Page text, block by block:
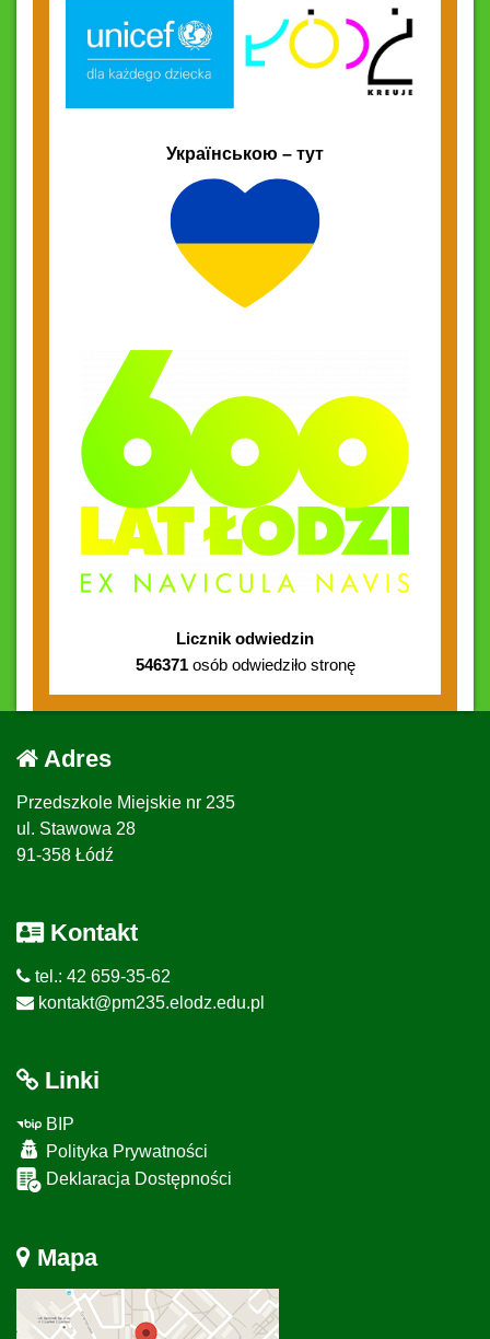
Українською – тут
Licznik odwiedzin
546371osób odwiedziło stronę
Adres
Przedszkole Miejskie nr 235
ul. Stawowa 28
91-358 Łódź
Kontakt
tel.: 42 659-35-62
kontakt@pm235.elodz.edu.pl
Linki
BIP
Polityka Prywatności
Deklaracja Dostępności
Mapa